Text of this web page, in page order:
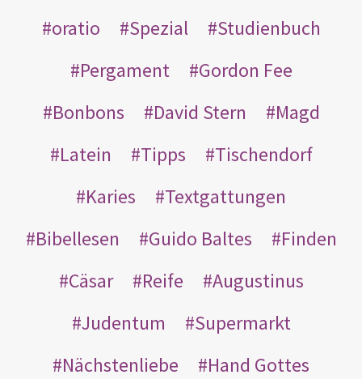
oratio
Spezial
Studienbuch
Pergament
Gordon Fee
Bonbons
David Stern
Magd
Latein
Tipps
Tischendorf
Karies
Textgattungen
Bibellesen
Guido Baltes
Finden
Cäsar
Reife
Augustinus
Judentum
Supermarkt
Nächstenliebe
Hand Gottes